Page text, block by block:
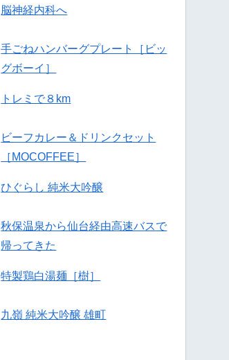
脳神経内科へ
手ごねハンバーグプレート［ビッ
グボーイ］
トレミで８km
ビーフカレー＆ドリンクセット
［MOCOFFEE］
ひぐらし 純米大吟醸
秋保温泉から仙台経由高速バスで
帰ってきた
特製鶏白湯麺［樹］
九嶺 純米大吟醸 雄町